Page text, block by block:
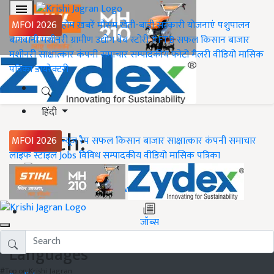
MFOI 2026 होमख़बरेंमौसमखेती-बाड़ीसरकारी योजनाएंपशुपालन
बागवानीमशीनरीग्रामीण उद्योगवेब स्टोरी#FTBसफल किसानबाजार
मशीनरीसाक्षात्कारकंपनी समाचारसम्पादकीयफोटो गैलरीवीडियोमासिक
पत्रिकाडायरेक्टरी
हिंदी
MFOI 2026 न्यूज़ रैपसफल किसानबाजारसाक्षात्कारकंपनी समाचार
लाइफ स्टाइलJobsविविधसम्पादकीयवीडियोमासिक पत्रिका
#Top on Krishi Jagran
Search:
होम
ख़बरें
जॉब्स
Languages